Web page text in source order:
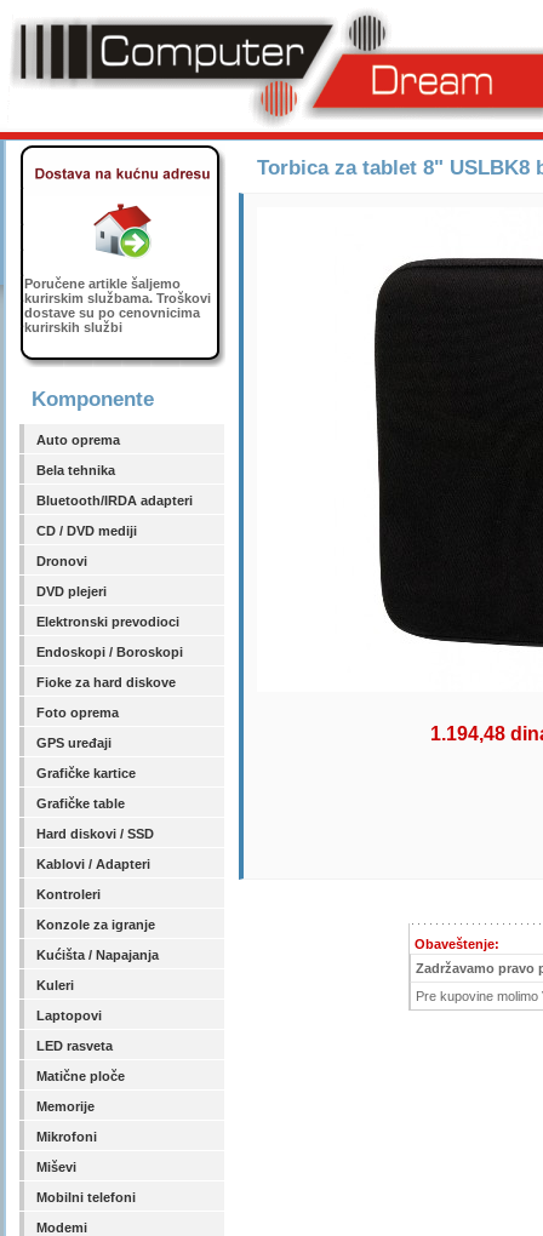
Poručene artikle šaljemo
kurirskim službama. Troškovi
dostave su po cenovnicima
kurirskih službi
Komponente
Auto oprema
Bela tehnika
Bluetooth/IRDA adapteri
CD / DVD mediji
Dronovi
DVD plejeri
Elektronski prevodioci
Endoskopi / Boroskopi
Fioke za hard diskove
Foto oprema
GPS uređaji
Grafičke kartice
Grafičke table
Hard diskovi / SSD
Kablovi / Adapteri
Kontroleri
Konzole za igranje
Kućišta / Napajanja
Kuleri
Laptopovi
LED rasveta
Matične ploče
Memorije
Mikrofoni
Miševi
Mobilni telefoni
Modemi
Torbica za tablet 8" USLBK8
1.194,48
Obaveštenje:
Zadržavamo pravo
Pre kupovine